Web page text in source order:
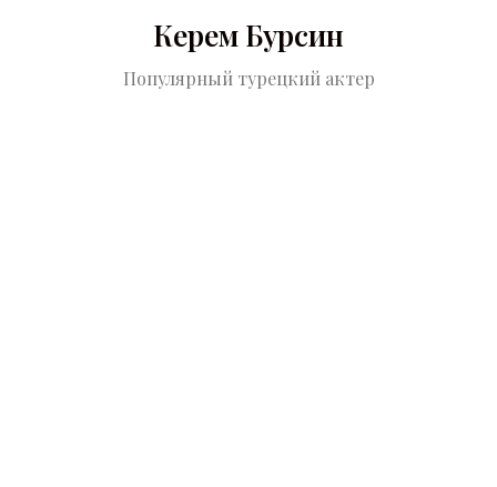
Керем Бурсин
Популярный турецкий актер